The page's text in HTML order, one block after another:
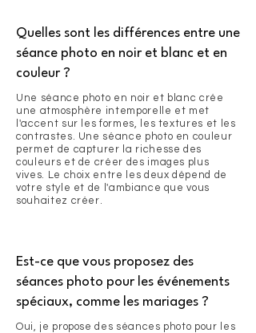
Quelles sont les différences entre une
séance photo en noir et blanc et en
couleur ?
Une séance photo en noir et blanc crée
une atmosphère intemporelle et met
l'accent sur les formes, les textures et les
contrastes. Une séance photo en couleur
permet de capturer la richesse des
couleurs et de créer des images plus
vives. Le choix entre les deux dépend de
votre style et de l'ambiance que vous
souhaitez créer.
Est-ce que vous proposez des
séances photo pour les événements
spéciaux, comme les mariages ?
Oui, je propose des séances photo pour les